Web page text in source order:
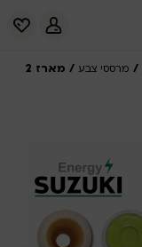
/ מרססי צבע
/ מארז 2